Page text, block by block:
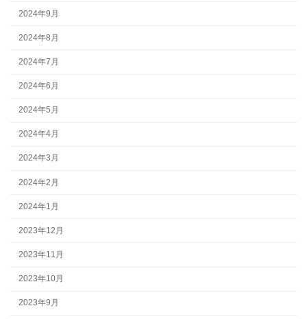
2024年9月
2024年8月
2024年7月
2024年6月
2024年5月
2024年4月
2024年3月
2024年2月
2024年1月
2023年12月
2023年11月
2023年10月
2023年9月